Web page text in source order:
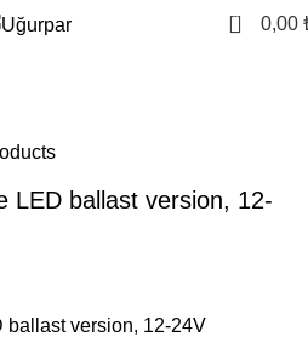
0 0,00
LED ballast version, 12-
ballast version, 12-24V